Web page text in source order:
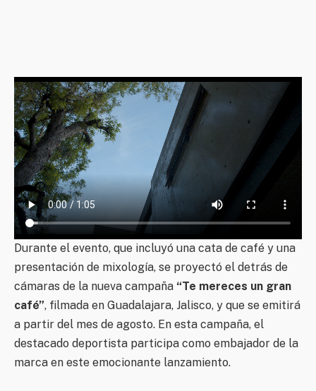
Durante el evento, que incluyó una cata de café y una
presentación de mixología, se proyectó el detrás de
cámaras de la nueva campaña “Te mereces un gran
café”, filmada en Guadalajara, Jalisco, y que se emitirá
a partir del mes de agosto. En esta campaña, el
destacado deportista participa como embajador de la
marca en este emocionante lanzamiento.